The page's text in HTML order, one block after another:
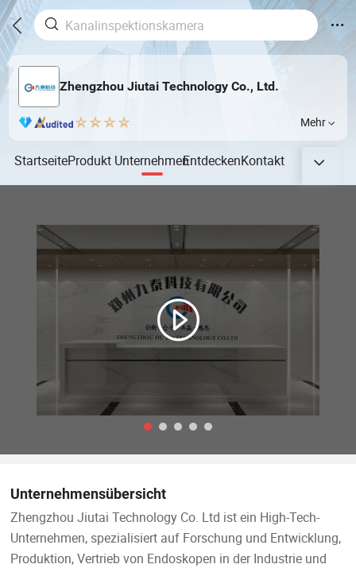
Zhengzhou Jiutai Technology Co., Ltd.
Mehr
StartseiteProdukt UnternehmenEntdeckenKontakt
Unternehmensübersicht
Zhengzhou Jiutai Technology Co. Ltd ist ein High-Tech-
Unternehmen, spezialisiert auf Forschung und Entwicklung,
Produktion, Vertrieb von Endoskopen in der Industrie und